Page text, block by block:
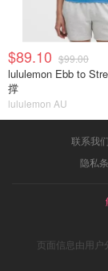
$89.10 $99.00
lululemon Ebb to
撑
lululemon AU
联系我们
隐私
页面信息由用